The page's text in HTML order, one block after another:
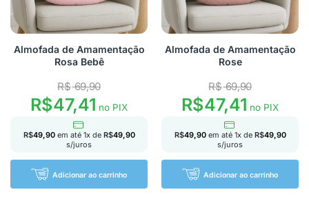
Almofada de Amamentação
Rosa Bebê
R$69,90
R$47,41 no PIX
R$49,90 em até 1x de R$49,90
s/juros
Adicionar ao carrinho
Almofada de Amamentação
Rose
R$69,90
R$47,41 no PIX
R$49,90 em até 1x de R$49,90
s/juros
Adicionar ao carrinho